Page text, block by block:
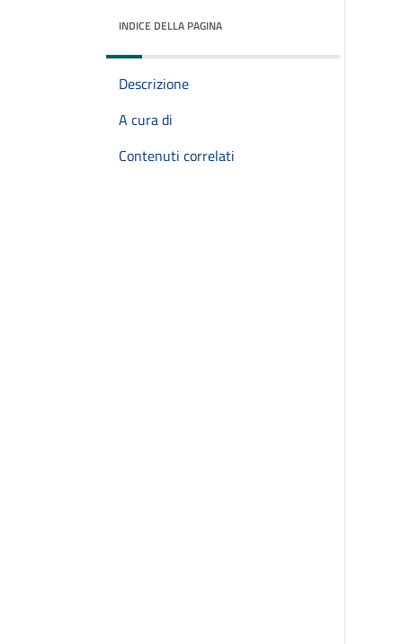
INDICE DELLA PAGINA
Descrizione
A cura di
Contenuti correlati